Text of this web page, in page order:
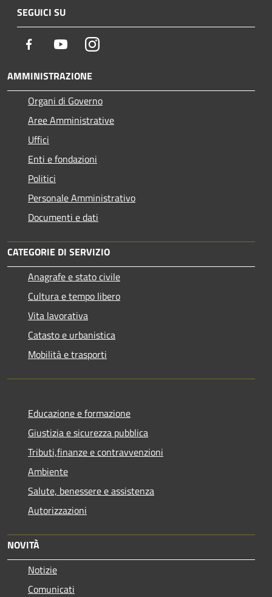
SEGUICI SU
Facebook YoutubeInstagram
AMMINISTRAZIONE
Organi di Governo
Aree Amministrative
Uffici
Enti e fondazioni
Politici
Personale Amministrativo
Documenti e dati
CATEGORIE DI SERVIZIO
Anagrafe e stato civile
Cultura e tempo libero
Vita lavorativa
Catasto e urbanistica
Mobilità e trasporti
Educazione e formazione
Giustizia e sicurezza pubblica
Tributi,finanze e contravvenzioni
Ambiente
Salute, benessere e assistenza
Autorizzazioni
NOVITÀ
Notizie
Comunicati